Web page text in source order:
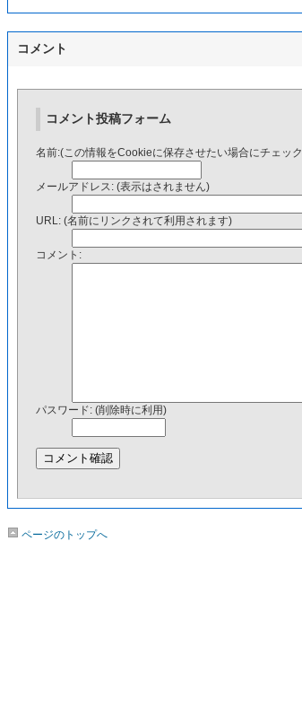
コメント
コメント投稿フォーム
名前:(この情報をCookieに保存させたい場合にチェック
メールアドレス: (表示はされません)
URL: (名前にリンクされて利用されます)
コメント:
パスワード: (削除時に利用)
ページのトップへ